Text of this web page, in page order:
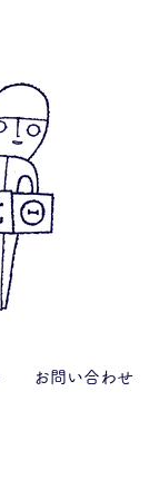
お問い合わせ